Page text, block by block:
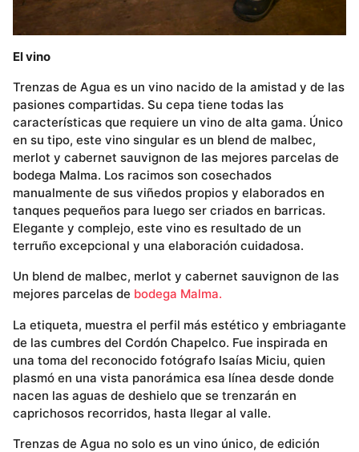
El vino
Trenzas de Agua es un vino nacido de la amistad y de las
pasiones compartidas. Su cepa tiene todas las
características que requiere un vino de alta gama. Único
en su tipo, este vino singular es un blend de malbec,
merlot y cabernet sauvignon de las mejores parcelas de
bodega Malma. Los racimos son cosechados
manualmente de sus viñedos propios y elaborados en
tanques pequeños para luego ser criados en barricas.
Elegante y complejo, este vino es resultado de un
terruño excepcional y una elaboración cuidadosa.
Un blend de malbec, merlot y cabernet sauvignon de las
mejores parcelas de bodega Malma.
La etiqueta, muestra el perfil más estético y embriagante
de las cumbres del Cordón Chapelco. Fue inspirada en
una toma del reconocido fotógrafo Isaías Miciu, quien
plasmó en una vista panorámica esa línea desde donde
nacen las aguas de deshielo que se trenzarán en
caprichosos recorridos, hasta llegar al valle.
Trenzas de Agua no solo es un vino único, de edición